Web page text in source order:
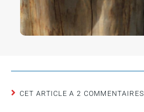
CET ARTICLE A 2 COMMENTAIRES